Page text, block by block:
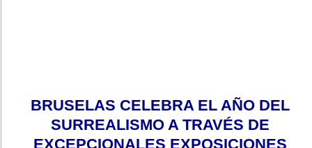
BRUSELAS CELEBRA EL AÑO DEL
SURREALISMO A TRAVÉS DE
EXCEPCIONALES EXPOSICIONES